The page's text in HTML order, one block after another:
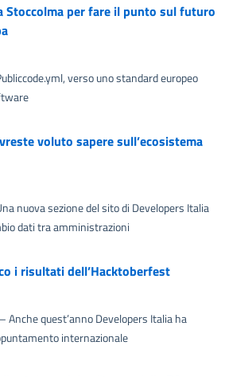
Stoccolma per fare il punto sul futuro
verso uno standard europeo
voluto sapere sull’ecosistema
nuova sezione del sito di Developers Italia
dati tra amministrazioni
i risultati dell’Hacktoberfest
Anche quest’anno Developers Italia ha
internazionale